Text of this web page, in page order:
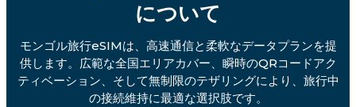
について
モンゴル旅行eSIMは、高速通信と柔軟なデータプランを提
供します。広範な全国エリアカバー、瞬時のQRコードアク
ティベーション、そして無制限のテザリングにより、旅行中
の接続維持に最適な選択肢です。